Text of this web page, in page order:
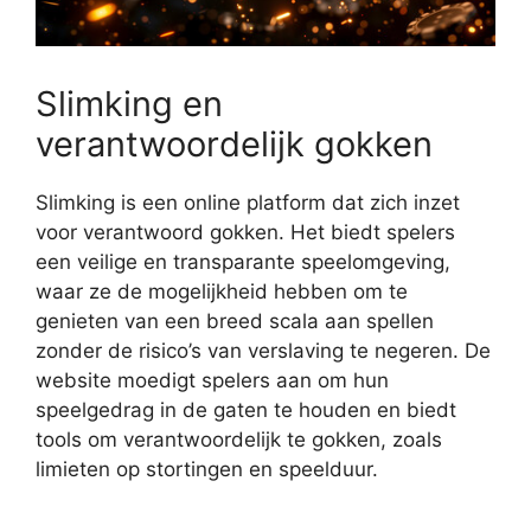
Slimking en
verantwoordelijk gokken
Slimking is een online platform dat zich inzet
voor verantwoord gokken. Het biedt spelers
een veilige en transparante speelomgeving,
waar ze de mogelijkheid hebben om te
genieten van een breed scala aan spellen
zonder de risico’s van verslaving te negeren. De
website moedigt spelers aan om hun
speelgedrag in de gaten te houden en biedt
tools om verantwoordelijk te gokken, zoals
limieten op stortingen en speelduur.